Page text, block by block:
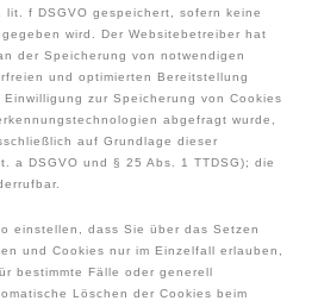
lit. f DSGVO gespeichert, sofern keine
wird. Der Websitebetreiber hat
der Speicherung von notwendigen
und optimierten Bereitstellung
zur Speicherung von Cookies
abgefragt wurde,
auf Grundlage dieser
a DSGVO und § 25 Abs. 1 TTDSG); die
einstellen, dass Sie über das Setzen
und Cookies nur im Einzelfall erlauben,
bestimmte Fälle oder generell
Löschen der Cookies beim